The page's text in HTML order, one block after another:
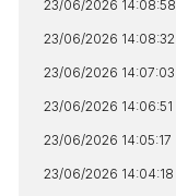
23/06/2026 14:08:58
23/06/2026 14:08:32
23/06/2026 14:07:03
23/06/2026 14:06:51
23/06/2026 14:05:17
23/06/2026 14:04:18